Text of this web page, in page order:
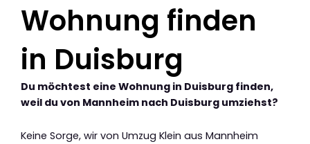
Wohnung finden
in Duisburg
Du möchtest eine Wohnung in Duisburg finden,
weil du von Mannheim nach Duisburg umziehst?
Keine Sorge, wir von Umzug Klein aus Mannheim